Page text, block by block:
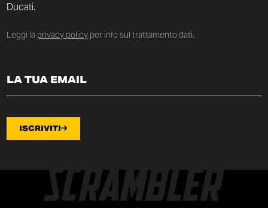
Ducati.
Leggi la privacy policy per info sul trattamento dati.
ISCRIVITI